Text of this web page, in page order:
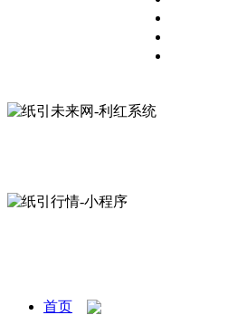
首页